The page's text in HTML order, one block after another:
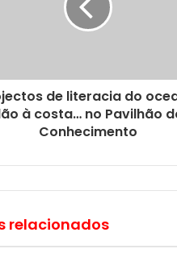
de literacia do
à costa… no Pavilhão
Conhecimento
relacionados